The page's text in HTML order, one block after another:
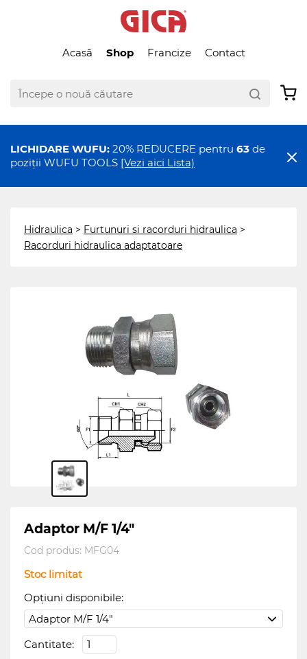
Acasă Shop Francize Contact
LICHIDARE WUFU: 20% REDUCERE pentru 63 de
poziții WUFU TOOLS [Vezi aici Lista)
Hidraulica > Furtunuri si racorduri hidraulica >
Racorduri hidraulica adaptatoare
Adaptor M/F 1/4"
Cod produs: MFG04
Stoc limitat
Opțiuni disponibile:
Cantitate: